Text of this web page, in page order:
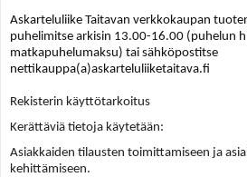
Askarteluliike Taitavan verkkokaupan
puhelimitse arkisin 13.00-16.00 (puhelun
matkapuhelumaksu) tai sähköpostitse
nettikauppa(a)askarteluliiketaitava.fi
Rekisterin käyttötarkoitus
Kerättäviä tietoja käytetään:
Asiakkaiden tilausten toimittamiseen ja
kehittämiseen.